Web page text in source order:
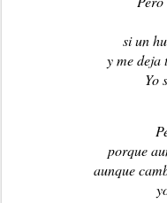
si un
y me deja
Yo
porque
aunque